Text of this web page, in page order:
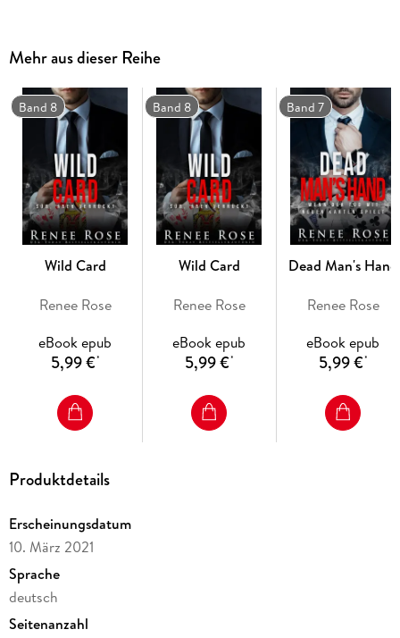
Mehr aus dieser Reihe
Band 8
Wild Card
Renee Rose
eBook epub
5,99 €*
Band 8
Wild Card
Renee Rose
eBook epub
5,99 €*
Band 7
Dead Man's Hand
Renee Rose
eBook epub
5,99 €*
Produktdetails
Erscheinungsdatum
10. März 2021
Sprache
deutsch
Seitenanzahl